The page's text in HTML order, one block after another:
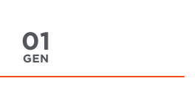
01
GEN